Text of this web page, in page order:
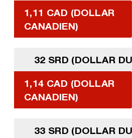
1,11 CAD (DOLLAR
CANADIEN)
32 SRD (DOLLAR
1,14 CAD (DOLLAR
CANADIEN)
33 SRD (DOLLAR